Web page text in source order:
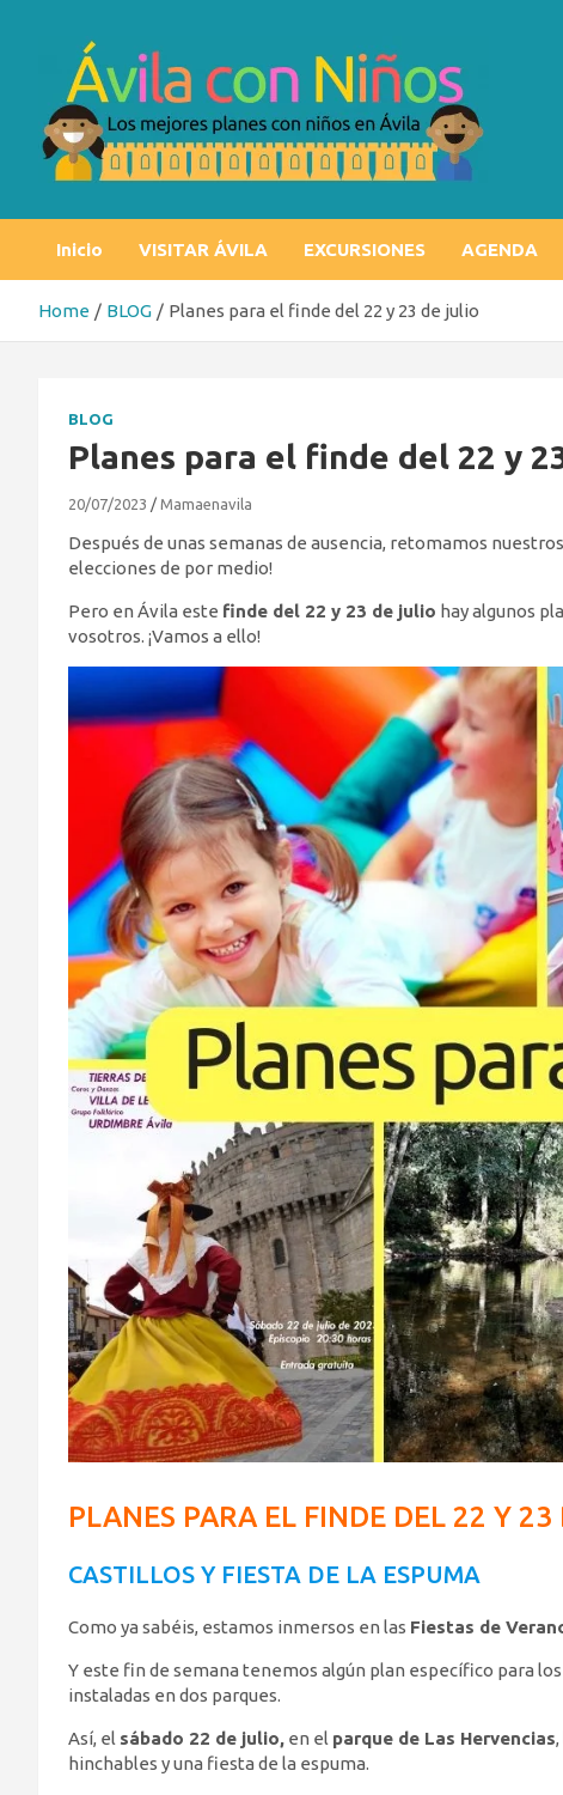
Inicio VISITAR ÁVILA EXCURSIONES AGENDA
Home BLOG Planes para el finde del 22 y 23 de julio
BLOG
Planes para el finde del 22 y
20/07/2023 Mamaenavila
Después de unas semanas de ausencia, retomamos
elecciones de por medio!
Pero en Ávila este finde del 22 y 23 de julio hay algunos
vosotros. ¡Vamos a ello!
PLANES PARA EL FINDE DEL 22 Y 23
CASTILLOS Y FIESTA DE LA ESPUMA
Como ya sabéis, estamos inmersos en las Fiestas de
Y este fin de semana tenemos algún plan específico para
instaladas en dos parques.
Así, el sábado 22 de julio, en el parque de Las Hervencias
hinchables y una fiesta de la espuma.